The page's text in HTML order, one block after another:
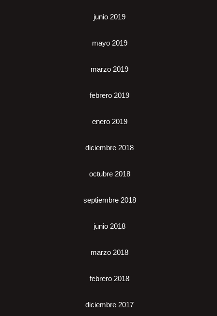
junio 2019
mayo 2019
marzo 2019
febrero 2019
enero 2019
diciembre 2018
octubre 2018
septiembre 2018
junio 2018
marzo 2018
febrero 2018
diciembre 2017